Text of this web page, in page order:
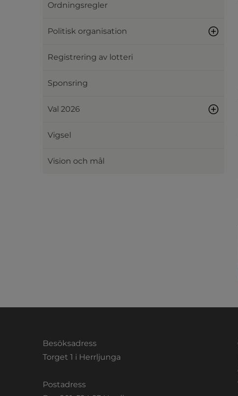
Ordningsregler
Politisk organisation
Registrering av lotteri
Sponsring
Val 2026
Vigsel
Vision och mål
Besöksadress
Torget 1 i Herrljunga
Postadress